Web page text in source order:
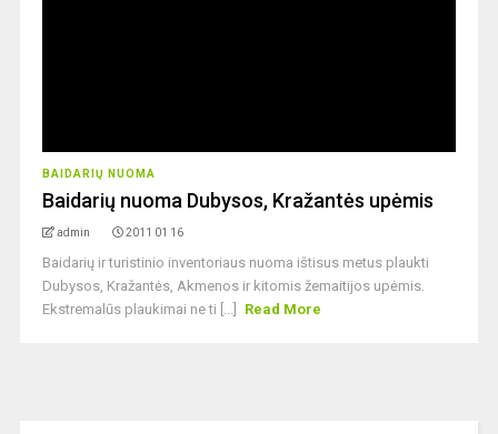
BAIDARIŲ NUOMA
Baidarių nuoma Dubysos, Kražantės upėmis
admin 2011 01 16
Baidarių ir turistinio inventoriaus nuoma ištisus metus plaukti
Dubysos, Kražantės, Akmenos ir kitomis žemaitijos upėmis.
Ekstremalūs plaukimai ne ti [...]
Read More